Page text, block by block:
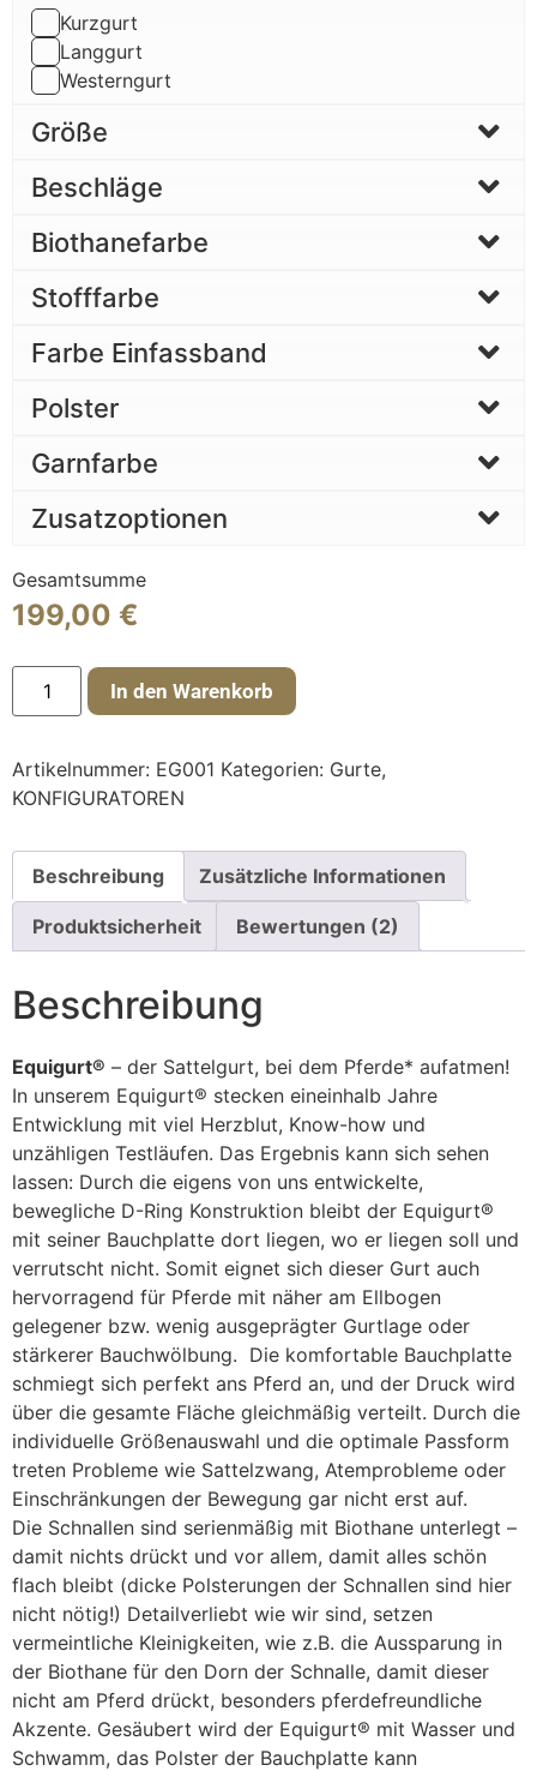
Kurzgurt
Langgurt
Westerngurt
Größe
Beschläge
Biothanefarbe
Stofffarbe
Farbe Einfassband
Polster
Garnfarbe
Zusatzoptionen
Gesamtsumme
199,00 €
In den Warenkorb
Artikelnummer: EG001 Kategorien: Gurte,
KONFIGURATOREN
Beschreibung Zusätzliche Informationen
Produktsicherheit Bewertungen (2)
Beschreibung
Equigurt® – der Sattelgurt, bei dem Pferde* aufatmen!
In unserem Equigurt® stecken eineinhalb Jahre
Entwicklung mit viel Herzblut, Know-how und
unzähligen Testläufen. Das Ergebnis kann sich sehen
lassen: Durch die eigens von uns entwickelte,
bewegliche D-Ring Konstruktion bleibt der Equigurt®
mit seiner Bauchplatte dort liegen, wo er liegen soll und
verrutscht nicht. Somit eignet sich dieser Gurt auch
hervorragend für Pferde mit näher am Ellbogen
gelegener bzw. wenig ausgeprägter Gurtlage oder
stärkerer Bauchwölbung. Die komfortable Bauchplatte
schmiegt sich perfekt ans Pferd an, und der Druck wird
über die gesamte Fläche gleichmäßig verteilt. Durch die
individuelle Größenauswahl und die optimale Passform
treten Probleme wie Sattelzwang, Atemprobleme oder
Einschränkungen der Bewegung gar nicht erst auf.
Die Schnallen sind serienmäßig mit Biothane unterlegt –
damit nichts drückt und vor allem, damit alles schön
flach bleibt (dicke Polsterungen der Schnallen sind hier
nicht nötig!) Detailverliebt wie wir sind, setzen
vermeintliche Kleinigkeiten, wie z.B. die Aussparung in
der Biothane für den Dorn der Schnalle, damit dieser
nicht am Pferd drückt, besonders pferdefreundliche
Akzente. Gesäubert wird der Equigurt® mit Wasser und
Schwamm, das Polster der Bauchplatte kann